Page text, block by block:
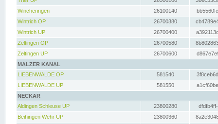
Wincheringen
26100140
Wintrich OP
26700380
Wintrich UP
26700400
Zeltingen OP
26700580
Zeltingen UP
26700600
MALZER KANAL
LIEBENWALDE OP
581540
LIEBENWALDE UP
581550
NECKAR
Aldingen Schleuse UP
23800280
Beihingen Wehr UP
23800360